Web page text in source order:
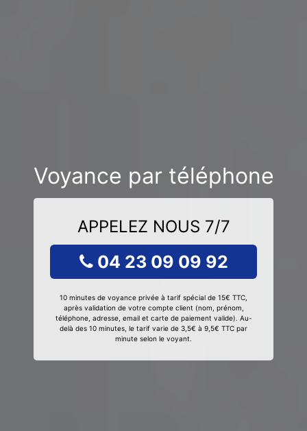
Voyance par téléphone
APPELEZ NOUS 7/7
04 23 09 09 92
10 minutes de voyance privée à tarif spécial de 15€ TTC,
après validation de votre compte client (nom, prénom,
téléphone, adresse, email et carte de paiement valide). Au-
delà des 10 minutes, le tarif varie de 3,5€ à 9,5€ TTC par
minute selon le voyant.